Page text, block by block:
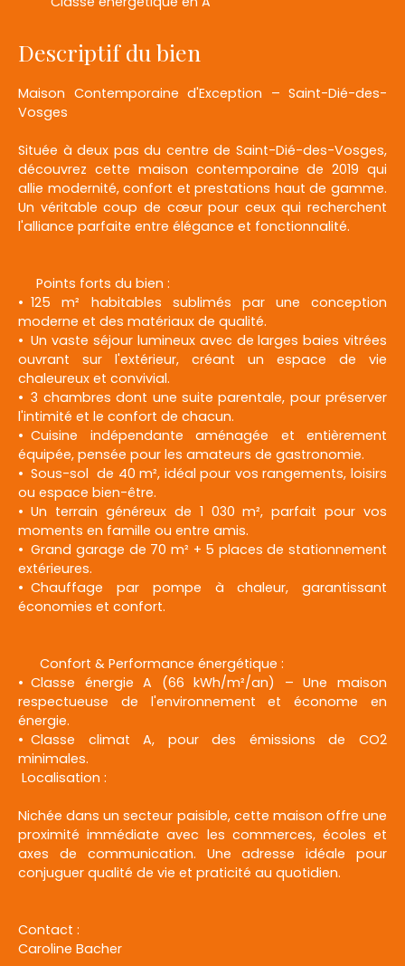
Descriptif du bien
Maison Contemporaine d'Exception – Saint-Dié-des-
Vosges
Située à deux pas du centre de Saint-Dié-des-Vosges,
découvrez cette maison contemporaine de 2019 qui
allie modernité, confort et prestations haut de gamme.
Un véritable coup de cœur pour ceux qui recherchent
l'alliance parfaite entre élégance et fonctionnalité.
Points forts du bien :
125 m² habitables sublimés par une conception
moderne et des matériaux de qualité.
Un vaste séjour lumineux avec de larges baies vitrées
ouvrant sur l'extérieur, créant un espace de vie
chaleureux et convivial.
3 chambres dont une suite parentale, pour préserver
l'intimité et le confort de chacun.
Cuisine indépendante aménagée et entièrement
équipée, pensée pour les amateurs de gastronomie.
Sous-sol de 40 m², idéal pour vos rangements, loisirs
ou espace bien-être.
Un terrain généreux de 1 030 m², parfait pour vos
moments en famille ou entre amis.
Grand garage de 70 m² + 5 places de stationnement
extérieures.
Chauffage par pompe à chaleur, garantissant
économies et confort.
Confort & Performance énergétique :
Classe énergie A (66 kWh/m²/an) – Une maison
respectueuse de l'environnement et économe en
énergie.
Classe climat A, pour des émissions de CO2
minimales.
Localisation :
Nichée dans un secteur paisible, cette maison offre une
proximité immédiate avec les commerces, écoles et
axes de communication. Une adresse idéale pour
conjuguer qualité de vie et praticité au quotidien.
Contact :
Caroline Bacher